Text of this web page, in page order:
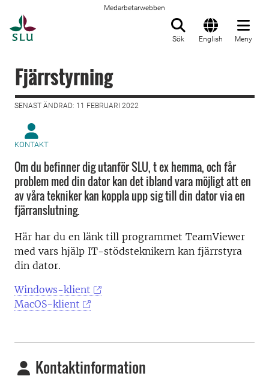
Medarbetarwebben
Sök English Meny
Fjärrstyrning
SENAST ÄNDRAD: 11 FEBRUARI 2022
KONTAKT
Om du befinner dig utanför SLU, t ex hemma, och får
problem med din dator kan det ibland vara möjligt att en
av våra tekniker kan koppla upp sig till din dator via en
fjärranslutning.
Här har du en länk till programmet TeamViewer
med vars hjälp IT-stödsteknikern kan fjärrstyra
din dator.
Windows-klient
MacOS-klient
Kontaktinformation